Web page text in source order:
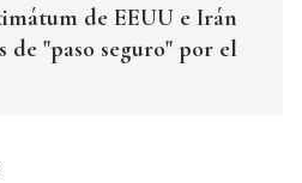
de EEUU e Irán
de "paso seguro" por el